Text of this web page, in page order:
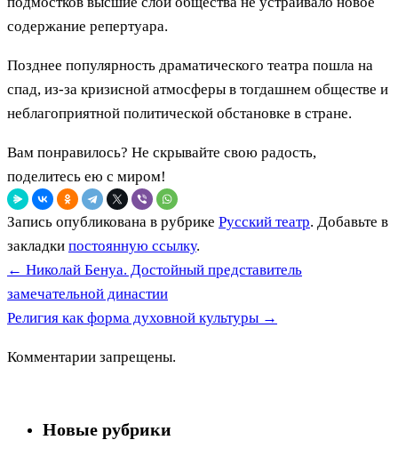
содержание репертуара.
Позднее популярность драматического театра пошла на
спад, из-за кризисной атмосферы в тогдашнем обществе и
неблагоприятной политической обстановке в стране.
Вам понравилось? Не скрывайте свою радость,
поделитесь ею с миром!
Запись опубликована в рубрике Русский театр. Добавьте в
закладки постоянную ссылку.
← Николай Бенуа. Достойный представитель
замечательной династии
Религия как форма духовной культуры →
Комментарии запрещены.
Новые рубрики